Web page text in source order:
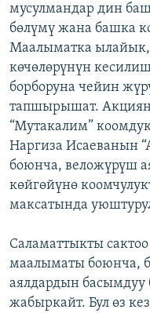
ЭЖЕ-СИҢДИЛЕР
АЗАТТЫК+
ЫҢГАЙСЫЗ СУРООЛОР
ОНЛАЙН ШЕРИНЕ
ЭЕ/АРнун бардык
мусулмандар дин
бөлүмү жана башка
Маалыматка
көчөлөрүнүн
борборуна чейин
тапшырышат.
“Мутакалим”
Наргиза Исаеванын
боюнча, веложүрүш
көйгөйүнө
максатында
Саламаттыкты
маалыматы боюнча,
аялдардын басымдуу
жабыркайт. Бул өз